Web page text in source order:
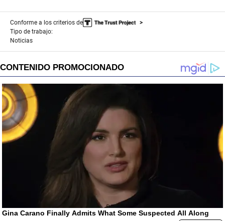
Conforme a los criterios de
Tipo de trabajo:
Noticias